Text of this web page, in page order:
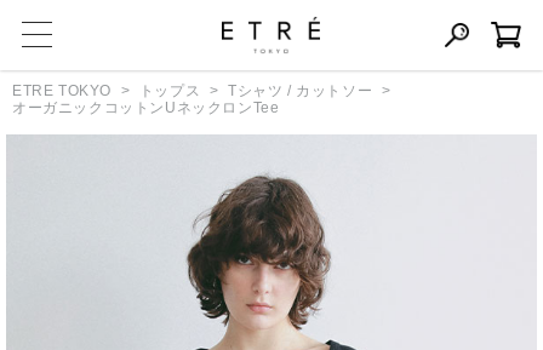
ETRE TOKYO トップス
Tシャツ / カットソー
オーガニックコットンUネックロンTee